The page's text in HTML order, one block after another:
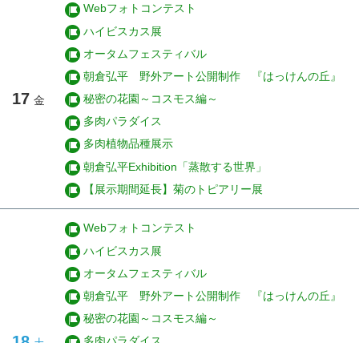
17 金
Webフォトコンテスト
ハイビスカス展
オータムフェスティバル
朝倉弘平 野外アート公開制作 『はっけんの丘』
秘密の花園～コスモス編～
多肉パラダイス
多肉植物品種展示
朝倉弘平Exhibition「蒸散する世界」
【展示期間延長】菊のトピアリー展
Webフォトコンテスト
ハイビスカス展
オータムフェスティバル
朝倉弘平 野外アート公開制作 『はっけんの丘』
秘密の花園～コスモス編～